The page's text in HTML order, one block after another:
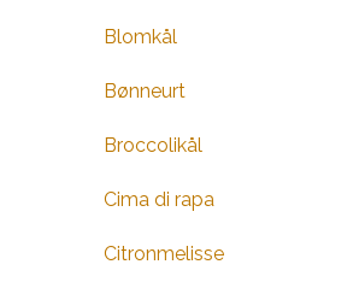
Blomkål
Bønneurt
Broccolikål
Cima di rapa
Citronmelisse